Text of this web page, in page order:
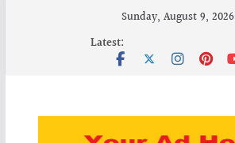
Sunday, August 9, 2026
Latest: